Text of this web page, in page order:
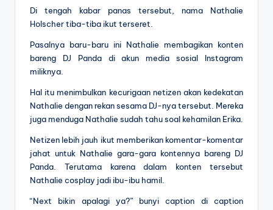
Di tengah kabar panas tersebut, nama Nathalie
Holscher tiba-tiba ikut terseret.
Pasalnya baru-baru ini Nathalie membagikan konten
bareng DJ Panda di akun media sosial Instagram
miliknya.
Hal itu menimbulkan kecurigaan netizen akan kedekatan
Nathalie dengan rekan sesama DJ-nya tersebut. Mereka
juga menduga Nathalie sudah tahu soal kehamilan Erika.
Netizen lebih jauh ikut memberikan komentar-komentar
jahat untuk Nathalie gara-gara kontennya bareng DJ
Panda. Terutama karena dalam konten tersebut
Nathalie cosplay jadi ibu-ibu hamil.
“Next bikin apalagi ya?” bunyi caption di caption